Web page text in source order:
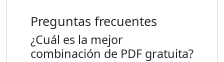
Preguntas frecuentes
¿Cuál es la mejor
combinación de PDF gratuita?